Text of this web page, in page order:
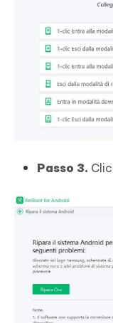
Passo 3.